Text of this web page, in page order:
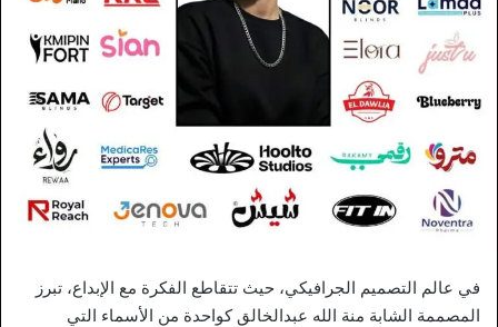
في عالم التصميم الجرافيكي، حيث تتقاطع الفكرة مع الإبداع، تبرز
المصممة الشابة منة الله عبدالخالق كواحدة من الأسماء التي